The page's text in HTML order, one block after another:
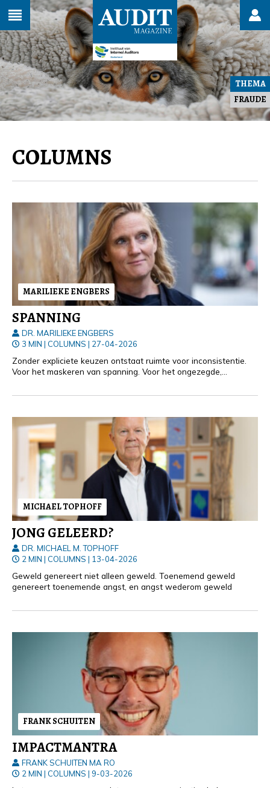
THEMA
FRAUDE
COLUMNS
MARILIEKE ENGBERS
SPANNING
DR. MARILIEKE ENGBERS
3 MIN | COLUMNS | 27-04-2026
Zonder expliciete keuzen ontstaat ruimte voor inconsistentie.
Voor het maskeren van spanning. Voor het ongezegde,
MICHAEL TOPHOFF
JONG GELEERD?
DR. MICHAEL M. TOPHOFF
2 MIN | COLUMNS | 13-04-2026
Geweld genereert niet alleen geweld. Toenemend geweld
genereert toenemende angst, en angst wederom geweld
FRANK SCHUITEN
IMPACTMANTRA
FRANK SCHUITEN MA RO
2 MIN | COLUMNS | 9-03-2026